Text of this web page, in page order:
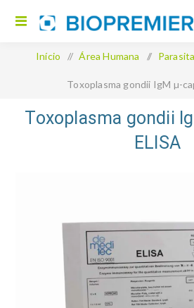
Início / Área Humana /
Toxoplasma gondii IgM µ-
Toxoplasma gondii
ELISA